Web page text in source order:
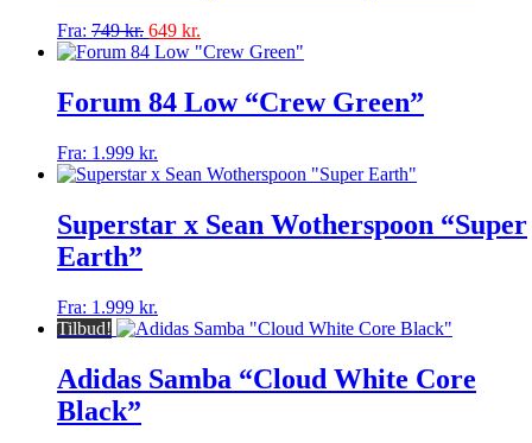
kan
vælges
varesiden
Fra: 749kr. 649 kr.
vare
varianter.
vælges
varesiden
Forum 84 Low “Crew Green”
Fra: 1.999 kr.
vare
varianter.
på
varesiden
Superstar x Sean Wotherspoon “Super
Earth”
Fra: 1.999 kr.
vare
flere
varianter.
Tilbud!
Adidas Samba “Cloud White Core
Black”